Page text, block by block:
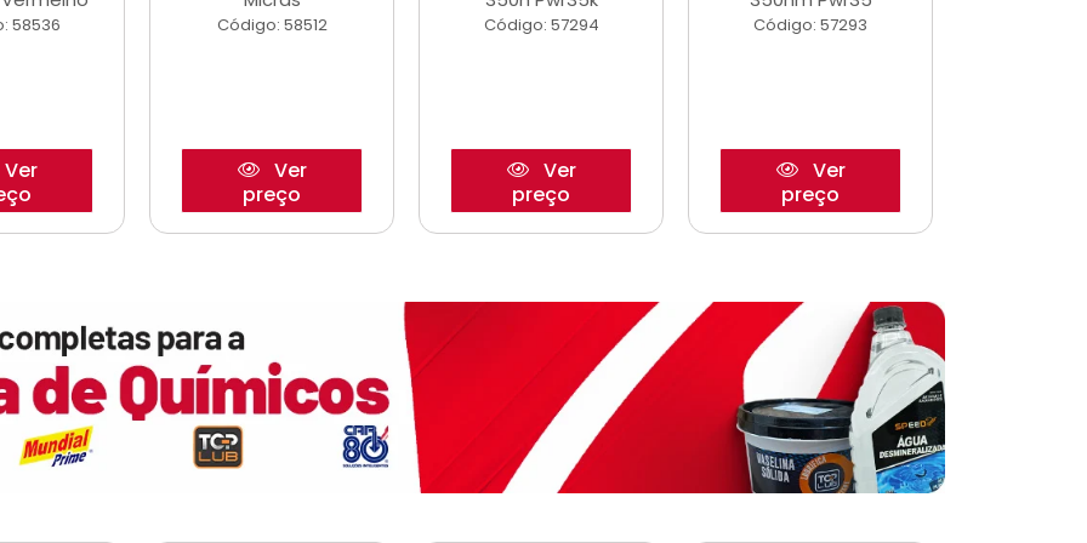
58536
Ver
Código: 58512
Ver
preço
Código: 57294
Ver
preço
Código: 57293
Ver
preço